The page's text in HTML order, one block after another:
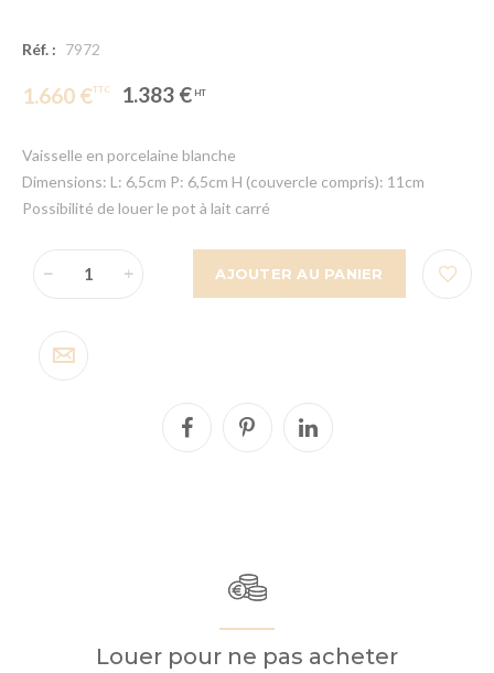
Réf. : 7972
1.660 € 1.383 €
Vaisselle en porcelaine blanche
Dimensions: L: 6,5cm P: 6,5cm H (couvercle compris): 11cm
Possibilité de louer le pot à lait carré
AJOUTER AU PANIER
Louer pour ne pas acheter